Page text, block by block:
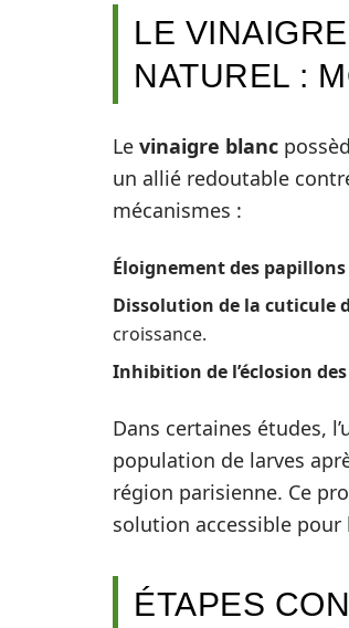
LE
NATUREL :
Le vinaigre blanc
un allié redoutable
mécanismes :
Éloignement des
Dissolution de la cuticule
croissance.
Inhibition de l’éclosion
Dans certaines études,
population de larves
région parisienne. Ce
solution accessible
ÉTAPES